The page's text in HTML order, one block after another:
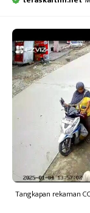
Tangkapan rekaman